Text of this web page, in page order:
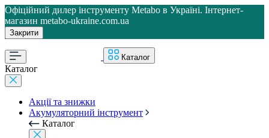
Офіційний дилер інструменту Metabo в Україні. Інтернет-
магазин metabo-ukraine.com.ua
Закрити
Каталог
Каталог
Акції та знижки
Акумуляторний інструмент
Каталог